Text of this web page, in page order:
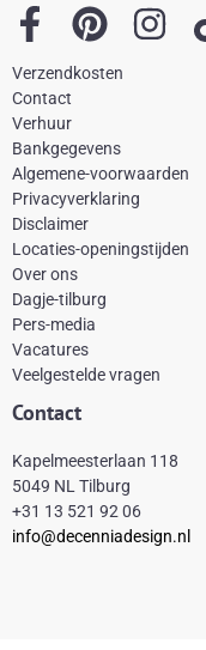
F
a
c
e
b
o
o
k
-
f
P
i
e
r
e
t
I
a
r
Verzendkosten
Contact
Verhuur
Bankgegevens
Algemene-voorwaarden
Privacyverklaring
Disclaimer
Locaties-openingstijden
Over ons
Dagje-tilburg
Pers-media
Vacatures
Veelgestelde vragen
Contact
Kapelmeesterlaan 118
5049 NL Tilburg
+31 13 521 92 06
info@decenniadesign.nl